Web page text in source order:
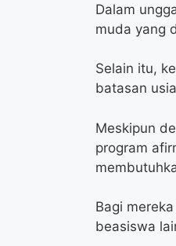
Dalam
muda yang
Selain itu,
batasan
Meskipun
program
Bagi
beasiswa